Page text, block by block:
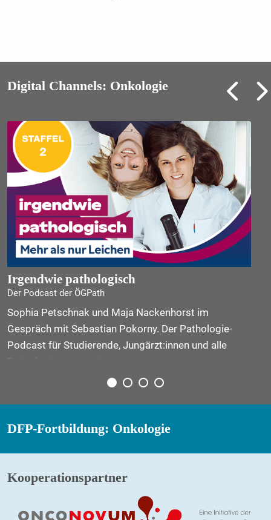
Digital Channels: Onkologie
Irgendwie pathologisch
Der Podcast der ÖGPath
Sophia Petschnak und Maja Nackenhorst im
Gespräch mit Sebastian Pokorny. Der Pathologie-
Podcast für Studierende, Jungärzt:innen und alle
DFP-Fortbildung: Onkologie
Kooperationspartner